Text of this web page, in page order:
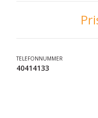
TELEFONNUMMER
40414133